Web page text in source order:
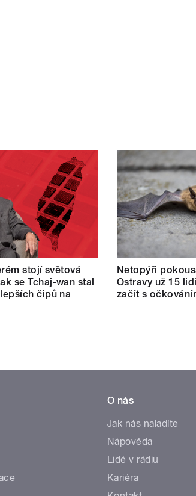
stojí světová
se Tchaj-wan stal
čipů na
Netopýři
Ostravy už 15
začít s
O nás
Jak nás naladíte
Nápověda
Lidé v rádiu
Kariéra